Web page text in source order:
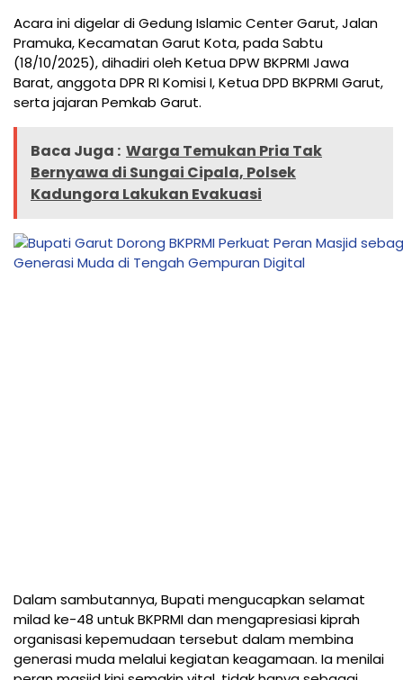
Acara ini digelar di Gedung Islamic Center Garut, Jalan
Pramuka, Kecamatan Garut Kota, pada Sabtu
(18/10/2025), dihadiri oleh Ketua DPW BKPRMI Jawa
Barat, anggota DPR RI Komisi I, Ketua DPD BKPRMI Garut,
serta jajaran Pemkab Garut.
Baca Juga : Warga Temukan Pria Tak
Bernyawa di Sungai Cipala, Polsek
Kadungora Lakukan Evakuasi
Dalam sambutannya, Bupati mengucapkan selamat
milad ke-48 untuk BKPRMI dan mengapresiasi kiprah
organisasi kepemudaan tersebut dalam membina
generasi muda melalui kegiatan keagamaan. Ia menilai